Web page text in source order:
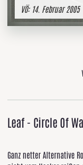
VÖ:14. Februar 2005
Leaf - Circle Of
Ganz netter Alternative